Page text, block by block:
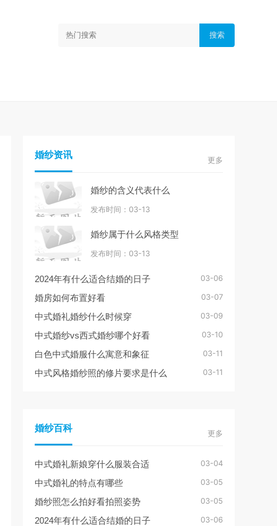
搜索
婚纱资讯 更多
婚纱的含义代表什么
发布时间：03-13
婚纱属于什么风格类型
发布时间：03-13
2024年有什么适合结婚的日子 03-06
婚房如何布置好看 03-07
中式婚礼婚纱什么时候穿 03-09
中式婚纱vs西式婚纱哪个好看 03-10
白色中式婚服什么寓意和象征 03-11
中式风格婚纱照的修片要求是什么 03-11
婚纱百科 更多
中式婚礼新娘穿什么服装合适 03-04
中式婚礼的特点有哪些 03-05
婚纱照怎么拍好看拍照姿势 03-05
2024年有什么适合结婚的日子 03-06